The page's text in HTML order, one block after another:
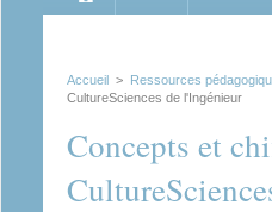
Accueil > Ressources
CultureSciences de l'Ingénieur
Concepts et